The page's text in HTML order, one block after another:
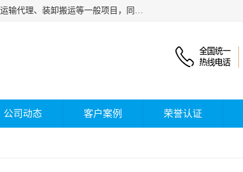
西安福鸿祥物流有限公司成立于2021年，位于陕西省西安市灞桥区，公司主要从事国内货物运输代理、装卸搬运等一般项目，同时具备道路货物运输（不含危险货物）的许可资质。凭借专业的物流服务和*的运输能力，公司致力于为客户提供安全、可靠的物流解决方案，满足多样化的运输需求，助力企业*运营。
公司动态 客户案例 荣誉认证